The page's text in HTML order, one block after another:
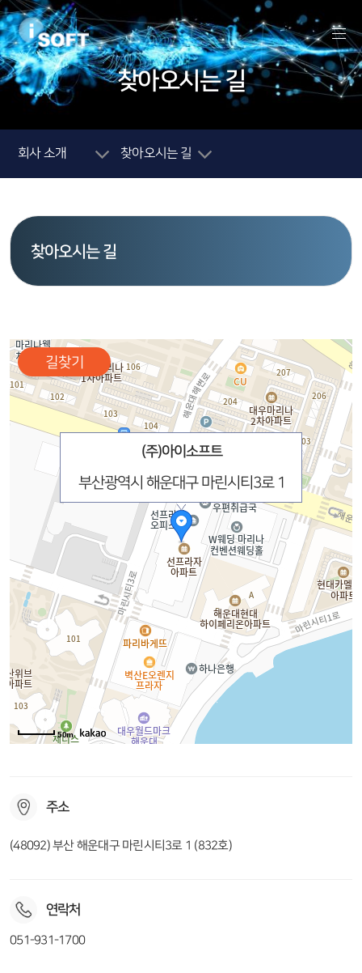
찾아오시는 길
회사 소개 찾아오시는 길
찾아오시는 길
길찾기
(주)아이소프트
부산광역시 해운대구 마린시티3로 1
50m
주소
(48092) 부산 해운대구 마린시티3로 1 (832호)
연락처
051-931-1700